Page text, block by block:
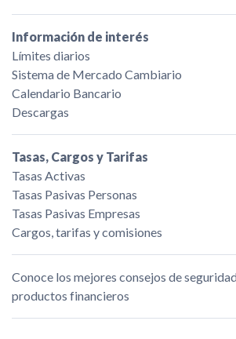
Información de interés
Límites diarios
Sistema de Mercado Cambiario
Calendario Bancario
Descargas
Tasas, Cargos y Tarifas
Tasas Activas
Tasas Pasivas Personas
Tasas Pasivas Empresas
Cargos, tarifas y comisiones
Conoce los mejores consejos de
productos financieros